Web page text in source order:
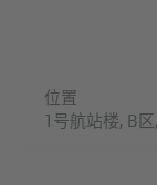
位置
1号航站楼, B